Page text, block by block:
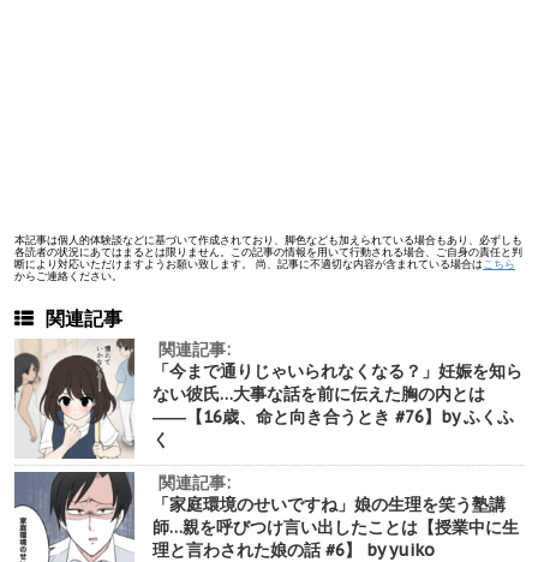
本記事は個人的体験談などに基づいて作成されており、脚色なども加えられている場合もあり、必ずしも
各読者の状況にあてはまるとは限りません。この記事の情報を用いて行動される場合、ご自身の責任と判
断により対応いただけますようお願い致します。 尚、記事に不適切な内容が含まれている場合は こちら
からご連絡ください。
関連記事
関連記事:
「今まで通りじゃいられなくなる？」妊娠を知ら
ない彼氏…大事な話を前に伝えた胸の内とは
――【16歳、命と向き合うとき #76】by ふくふ
く
関連記事:
「家庭環境のせいですね」娘の生理を笑う塾講
師…親を呼びつけ言い出したことは【授業中に生
理と言わされた娘の話 #6】 by yuiko